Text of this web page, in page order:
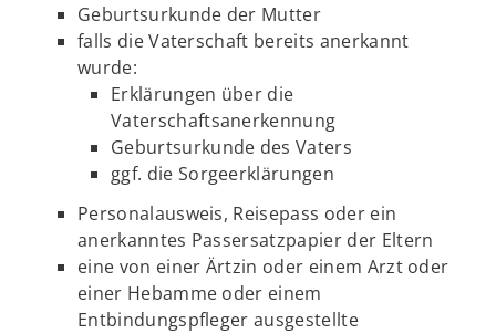
Geburtsurkunde der Mutter
falls die Vaterschaft bereits anerkannt
wurde:
Erklärungen über die
Vaterschaftsanerkennung
Geburtsurkunde des Vaters
ggf. die Sorgeerklärungen
Personalausweis, Reisepass oder ein
anerkanntes Passersatzpapier der Eltern
eine von einer Ärtzin oder einem Arzt oder
einer Hebamme oder einem
Entbindungspfleger ausgestellte